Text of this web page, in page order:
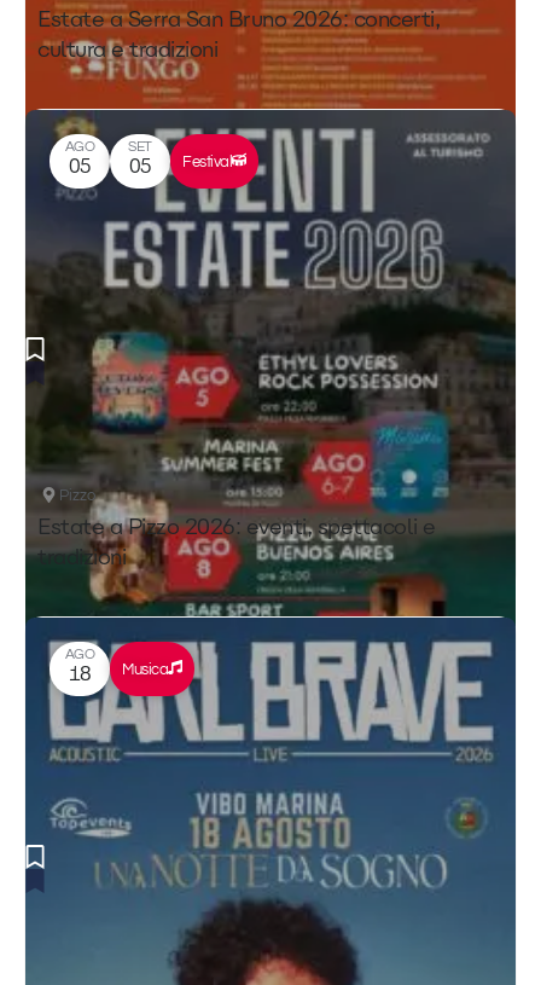
Estate a Serra San Bruno 2026: concerti,
cultura e tradizioni
Pizzo
Estate a Pizzo 2026: eventi, spettacoli e
tradizioni
AGO
05
SET
05 Festival
AGO
18 Musica